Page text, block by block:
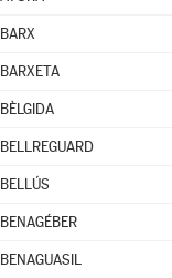
BARX
BARXETA
BÈLGIDA
BELLREGUARD
BELLÚS
BENAGÉBER
BENAGUASIL